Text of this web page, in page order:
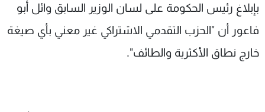
بإبلاغ رئيس الحكومة على لسان الوزير السابق وائل أبو
فاعور أن "الحزب التقدمي الاشتراكي غير معني بأي صيغة
خارج نطاق الأكثرية والطائف".